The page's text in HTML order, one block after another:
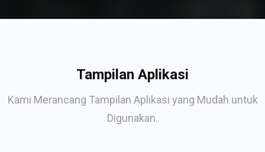
Tampilan Aplikasi
Kami Merancang Tampilan Aplikasi yang Mudah untuk
Digunakan.